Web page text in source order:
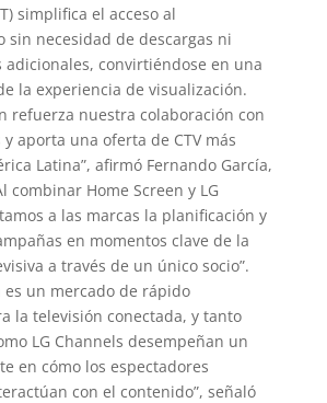
simplifica el acceso al
necesidad de descargas ni
adicionales, convirtiéndose en una
la experiencia de visualización.
refuerza nuestra colaboración con
y aporta una oferta de CTV más
Latina”, afirmó Fernando García,
combinar Home Screen y LG
a las marcas la planificación y
en momentos clave de la
a través de un único socio”.
es un mercado de rápido
la televisión conectada, y tanto
LG Channels desempeñan un
en cómo los espectadores
con el contenido”, señaló